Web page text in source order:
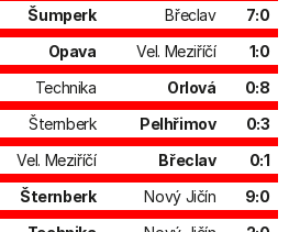
Šumperk Břeclav
7:0
Opava Vel. Meziříčí
1:0
Technika Orlová
0:8
Šternberk Pelhřimov
0:3
Vel. Meziříčí Břeclav
0:1
Šternberk Nový Jičín
9:0